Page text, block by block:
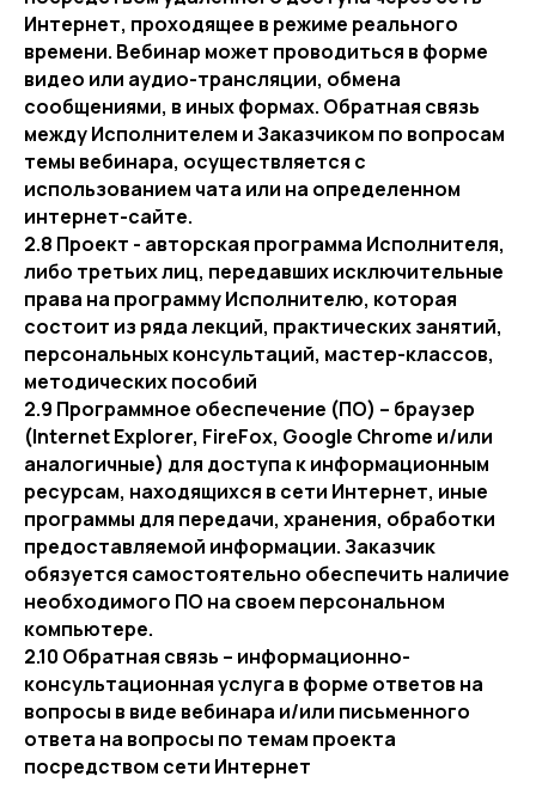
Интернет, проходящее в режиме реального
времени. Вебинар может проводиться в форме
видео или аудио-трансляции, обмена
сообщениями, в иных формах. Обратная связь
между Исполнителем и Заказчиком по вопросам
темы вебинара, осуществляется с
использованием чата или на определенном
интернет-сайте.
2.8 Проект - авторская программа Исполнителя,
либо третьих лиц, передавших исключительные
права на программу Исполнителю, которая
состоит из ряда лекций, практических занятий,
персональных консультаций, мастер-классов,
методических пособий
2.9 Программное обеспечение (ПО) – браузер
(Internet Explorer, FireFox, Google Chrome и/или
аналогичные) для доступа к информационным
ресурсам, находящихся в сети Интернет, иные
программы для передачи, хранения, обработки
предоставляемой информации. Заказчик
обязуется самостоятельно обеспечить наличие
необходимого ПО на своем персональном
компьютере.
2.10 Обратная связь – информационно-
консультационная услуга в форме ответов на
вопросы в виде вебинара и/или письменного
ответа на вопросы по темам проекта
посредством сети Интернет